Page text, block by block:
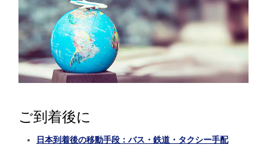
ご到着後に
日本到着後の移動手段：バス・鉄道・タクシー手配